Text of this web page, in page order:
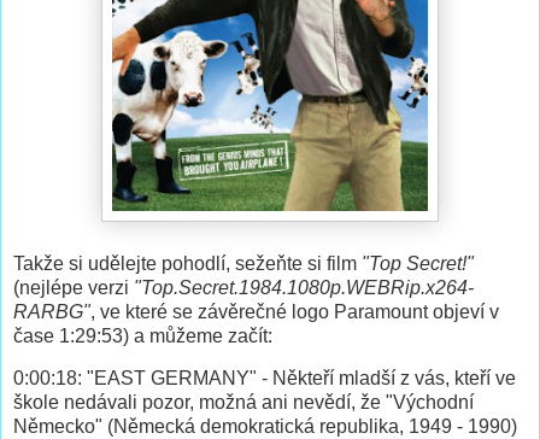
Takže si udělejte pohodlí, sežeňte si film "Top Secret!"
(nejlépe verzi "Top.Secret.1984.1080p.WEBRip.x264-
RARBG", ve které se závěrečné logo Paramount objeví v
čase 1:29:53) a můžeme začít:
0:00:18: "EAST GERMANY" - Někteří mladší z vás, kteří ve
škole nedávali pozor, možná ani nevědí, že "Východní
Německo" (Německá demokratická republika, 1949 - 1990)